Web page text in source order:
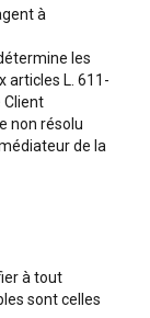
à
les
articles L. 611-
Client
non résolu
de la
à tout
sont celles